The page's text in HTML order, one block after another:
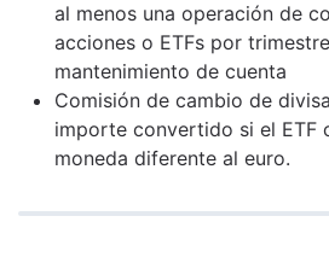
al menos una operación de
acciones o ETFs por
mantenimiento de cuenta
Comisión de cambio de
importe convertido si el ETF
moneda diferente al euro.